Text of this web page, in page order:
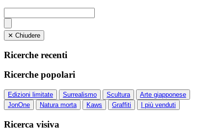
✕ Chiudere
Ricerche recenti
Ricerche popolari
Edizioni limitate Surrealismo Scultura
Arte giapponese
JonOne
Natura morta Kaws Graffiti I più venduti
Ricerca visiva